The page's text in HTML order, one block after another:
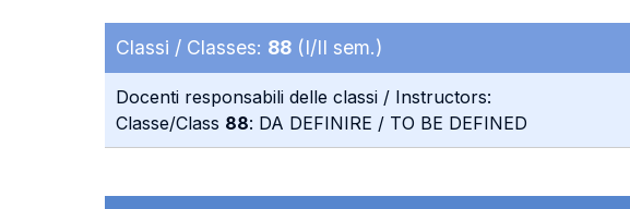
Classi / Classes: 88 (I/II sem.)
Docenti responsabili delle classi / Instructors:
Classe/Class 88: DA DEFINIRE / TO BE DEFINED